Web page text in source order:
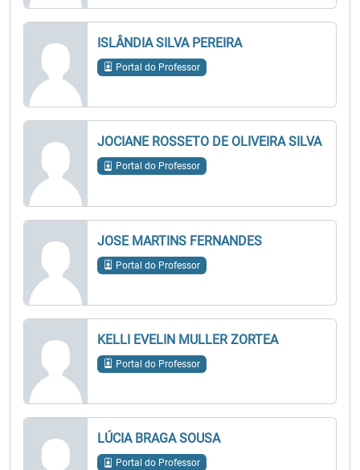
ISLÂNDIA SILVA PEREIRA
Portal do Professor
JOCIANE ROSSETO DE OLIVEIRA SILVA
Portal do Professor
JOSE MARTINS FERNANDES
Portal do Professor
KELLI EVELIN MULLER ZORTEA
Portal do Professor
LÚCIA BRAGA SOUSA
Portal do Professor